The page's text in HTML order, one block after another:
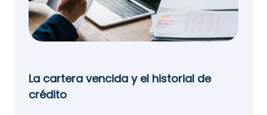
La cartera vencida y el historial de
crédito